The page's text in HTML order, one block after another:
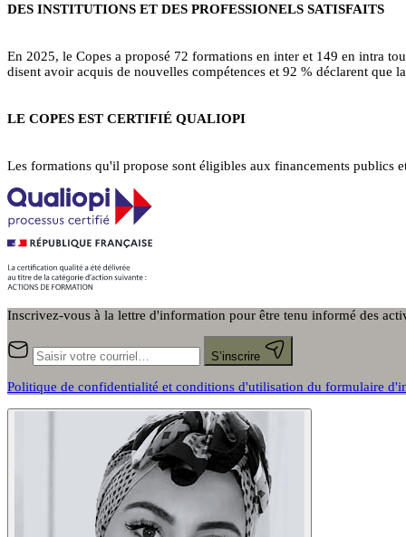
DES INSTITUTIONS ET DES PROFESSIONELS SATISFAITS
En 2025, le Copes a proposé 72 formations en inter et 149 en intra
disent avoir acquis de nouvelles compétences et 92 % déclarent que
LE COPES EST CERTIFIÉ QUALIOPI
Les formations qu'il propose sont éligibles aux financements publics
Inscrivez-vous à la lettre d'information pour être tenu informé des
S’inscrire
Politique de confidentialité et conditions d'utilisation du formulaire